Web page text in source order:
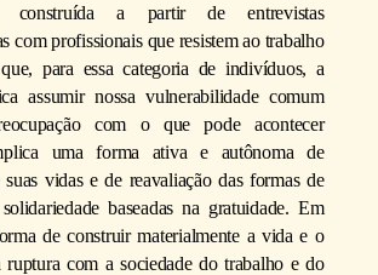
construída a partir de entrevistas
com profissionais que resistem ao trabalho
para essa categoria de indivíduos, a
assumir nossa vulnerabilidade comum
com o que pode acontecer
uma forma ativa e autônoma de
suas vidas e de reavaliação das formas de
baseadas na gratuidade. Em
de construir materialmente a vida e o
com a sociedade do trabalho e do